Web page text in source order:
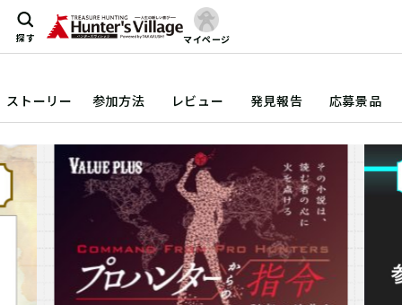
探す マイページ
ストーリー 参加方法 レビュー 発見報告 応募景品